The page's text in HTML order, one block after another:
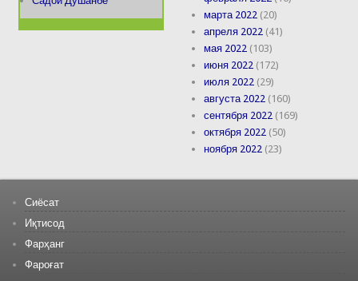
марта 2022 (20)
апреля 2022 (41)
мая 2022 (103)
июня 2022 (172)
июля 2022 (29)
августа 2022 (160)
сентября 2022 (169)
октября 2022 (50)
ноября 2022 (23)
Сиёсат
Иқтисод
Фарҳанг
Фароғат